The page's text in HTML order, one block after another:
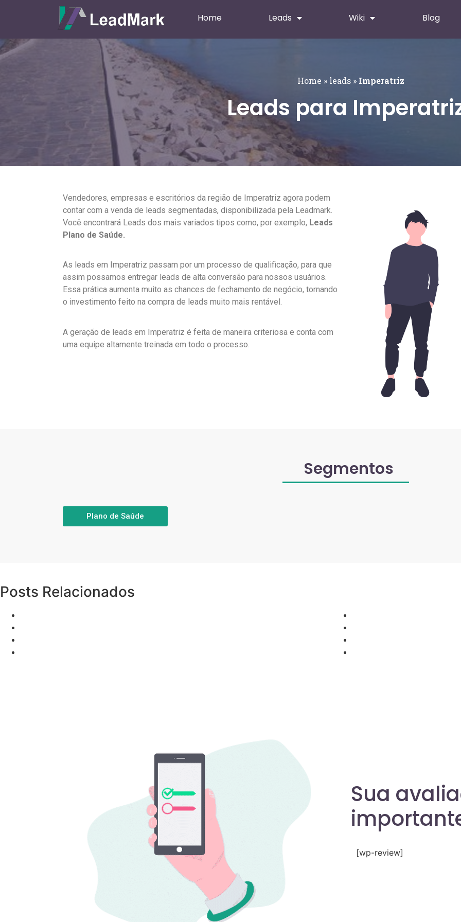
Home Leads Wiki Blog
Home » leads » Imperatriz
Leads para
Vendedores, empresas e escritórios da região de Imperatriz agora podem
contar com a venda de leads segmentadas, disponibilizada pela Leadmark.
Você encontrará Leads dos mais variados tipos como, por exemplo, Leads
Plano de Saúde.
As leads em Imperatriz passam por um processo de qualificação, para que
assim possamos entregar leads de alta conversão para nossos usuários.
Essa prática aumenta muito as chances de fechamento de negócio, tornando
o investimento feito na compra de leads muito mais rentável.
A geração de leads em Imperatriz é feita de maneira criteriosa e conta com
uma equipe altamente treinada em todo o processo.
Segmentos
Plano de Saúde
Posts Relacionados
Sua
[wp-review]